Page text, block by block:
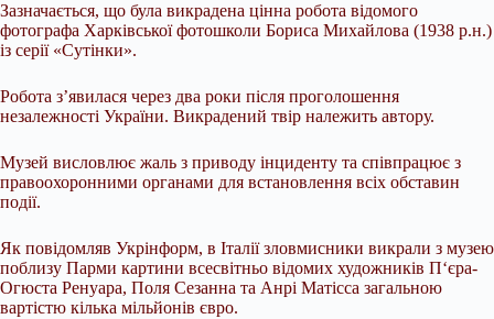
Зазначається, що була викрадена цінна робота відомого
фотографа Харківської фотошколи Бориса Михайлова (1938 р.н.)
із серії «Сутінки».
Робота з’явилася через два роки після проголошення
незалежності України. Викрадений твір належить автору.
Музей висловлює жаль з приводу інциденту та співпрацює з
правоохоронними органами для встановлення всіх обставин
події.
Як повідомляв Укрінформ, в Італії зловмисники викрали з музею
поблизу Парми картини всесвітньо відомих художників П‘єра-
Огюста Ренуара, Поля Сезанна та Анрі Матісса загальною
вартістю кілька мільйонів євро.